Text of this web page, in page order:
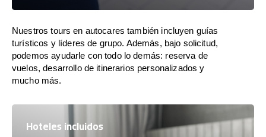
Nuestros tours en autocares también incluyen guías
turísticos y líderes de grupo. Además, bajo solicitud,
podemos ayudarle con todo lo demás: reserva de
vuelos, desarrollo de itinerarios personalizados y
mucho más.
Hoteles incluidos